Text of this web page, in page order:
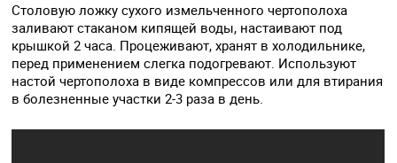
Столовую ложку сухого измельченного чертополоха
заливают стаканом кипящей воды, настаивают под
крышкой 2 часа. Процеживают, хранят в холодильнике,
перед применением слегка подогревают. Используют
настой чертополоха в виде компрессов или для втирания
в болезненные участки 2-3 раза в день.